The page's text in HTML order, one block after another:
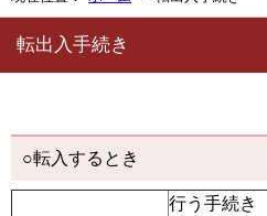
転出入手続き
○転入するとき
行う手続き